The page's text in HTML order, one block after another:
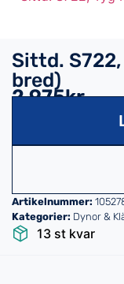
Sittd.
bred)
2,975kr
Artikelnummer:
Kategorier: Dynor &
13 st kvar